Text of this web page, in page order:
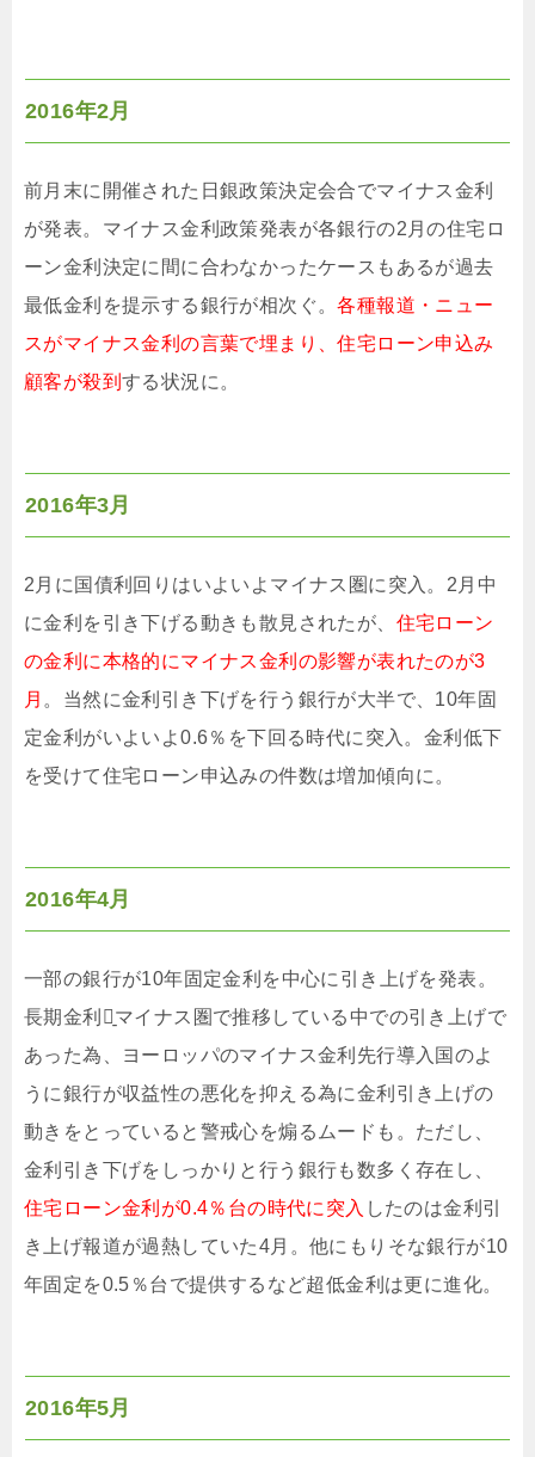
2016年2月
前月末に開催された日銀政策決定会合でマイナス金利
が発表。マイナス金利政策発表が各銀行の2月の住宅ロ
ーン金利決定に間に合わなかったケースもあるが過去
最低金利を提示する銀行が相次ぐ。各種報道・ニュー
スがマイナス金利の言葉で埋まり、住宅ローン申込み
顧客が殺到 する状況に。
2016年3月
2月に国債利回りはいよいよマイナス圏に突入。2月中
に金利を引き下げる動きも散見されたが、 住宅ローン
の金利に本格的にマイナス金利の影響が表れたのが3
月 。当然に金利引き下げを行う銀行が大半で、10年固
定金利がいよいよ0.6％を下回る時代に突入。金利低下
を受けて住宅ローン申込みの件数は増加傾向に。
2016年4月
一部の銀行が10年固定金利を中心に引き上げを発表。
長期金利は̠マイナス圏で推移している中での引き上げで
あった為、ヨーロッパのマイナス金利先行導入国のよ
うに銀行が収益性の悪化を抑える為に金利引き上げの
動きをとっていると警戒心を煽るムードも。ただし、
金利引き下げをしっかりと行う銀行も数多く存在し、
住宅ローン金利が0.4％台の時代に突入 したのは金利引
き上げ報道が過熱していた4月。他にもりそな銀行が10
年固定を0.5％台で提供するなど超低金利は更に進化。
2016年5月